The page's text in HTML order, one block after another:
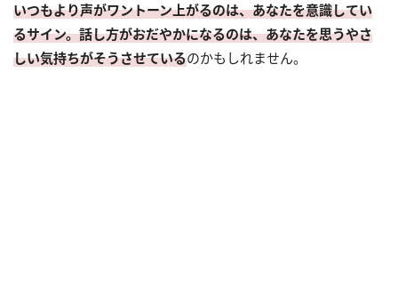
いつもより声がワントーン上がるのは、あなたを意識してい
るサイン。話し方がおだやかになるのは、あなたを思うやさ
しい気持ちがそうさせているのかもしれません。